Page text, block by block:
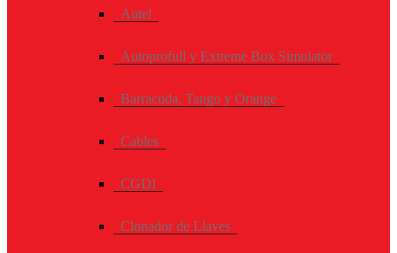
Autel
Autoprofull y Extreme Box Simulator
Barracuda, Tango y Orange
Cables
CGDI
Clonador de Llaves